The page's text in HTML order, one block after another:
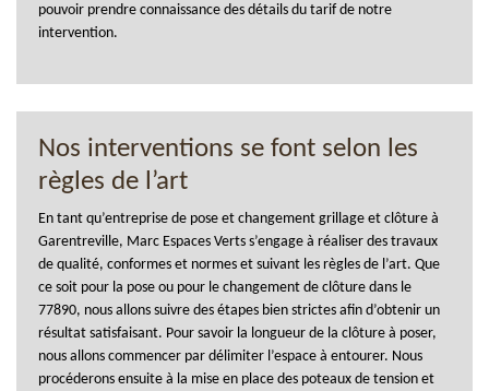
pouvoir prendre connaissance des détails du tarif de notre
intervention.
Nos interventions se font selon les
règles de l’art
En tant qu’entreprise de pose et changement grillage et clôture à
Garentreville, Marc Espaces Verts s’engage à réaliser des travaux
de qualité, conformes et normes et suivant les règles de l’art. Que
ce soit pour la pose ou pour le changement de clôture dans le
77890, nous allons suivre des étapes bien strictes afin d’obtenir un
résultat satisfaisant. Pour savoir la longueur de la clôture à poser,
nous allons commencer par délimiter l’espace à entourer. Nous
procéderons ensuite à la mise en place des poteaux de tension et